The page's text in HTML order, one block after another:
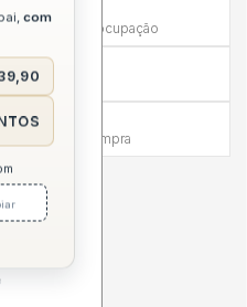
30 dias
sem preocupação
Risco
integral
e depois da compra
com